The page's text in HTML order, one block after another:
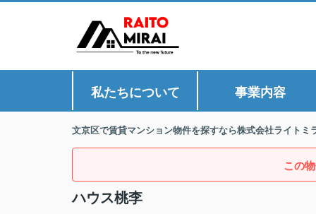
私たちについて 事業内容
文京区で賃貸マンション物件を探すなら株式会社ライトミ
この
ハウス桃李